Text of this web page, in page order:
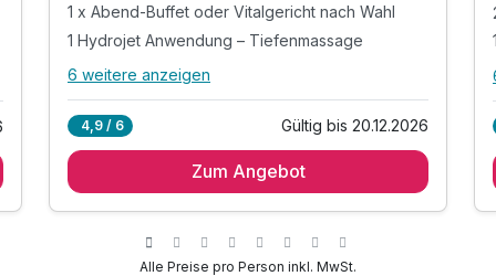
1 x Abend-Buffet oder Vitalgericht nach Wahl
1 Hydrojet Anwendung – Tiefenmassage
Alle Inklusivleistungen
1 x Genießer Frühstücksbuffet mit Vitalecke
1 RedWave Anwendung Zellaktivierung &
6 weitere anzeigen
4,9 / 6 Gültig bis 20.12.2026
Zum Angebot
Alle Preise pro Person inkl. MwSt.